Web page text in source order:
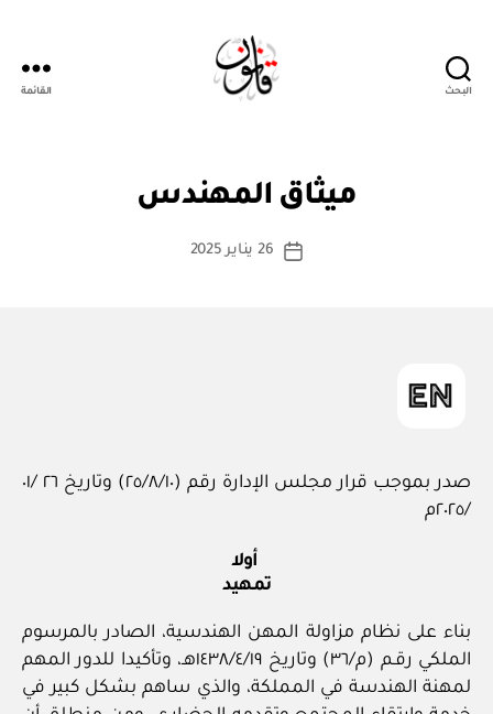
البحث القائمة
ميثاق المهندس
كاتب
س
ة
تاريخ
26 يناير 2025
صدر بموجب قرار مجلس الإدارة رقم (١٠/‏٨‏/٢٥) وتاريخ ٢٦ /٠١
/٢٠٢٥م
أولا
تمهيد
بناء على نظام مزاولة المهن الهندسية، الصادر بالمرسوم
الملكي رقـم (م/٣٦) وتاريخ ١٩/‏٤‏/١٤٣٨هـ، وتأكيدا للدور المهم
لمهنة الهندسة في المملكة، والذي ساهم بشكل كبير في